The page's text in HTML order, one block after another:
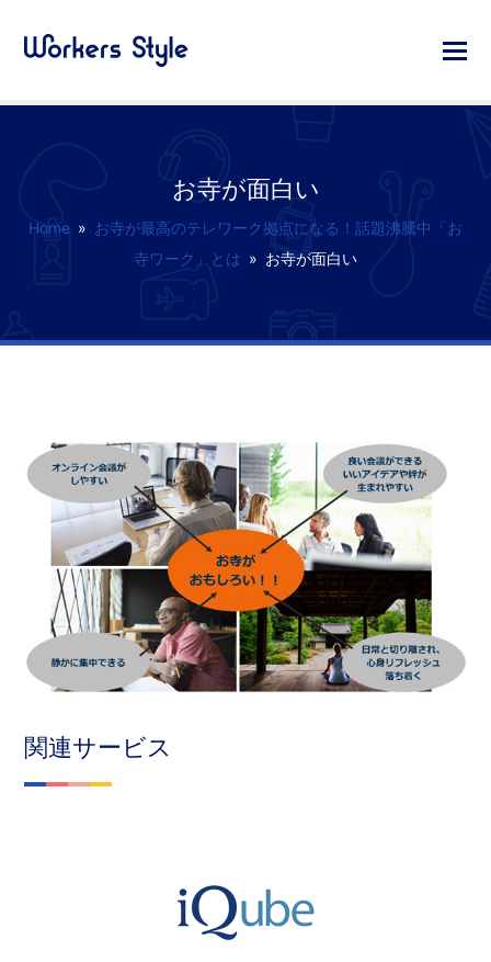
お寺が面白い
Home » お寺が最高のテレワーク拠点になる！話題沸騰中「お
寺ワーク」とは » お寺が面白い
関連サービス